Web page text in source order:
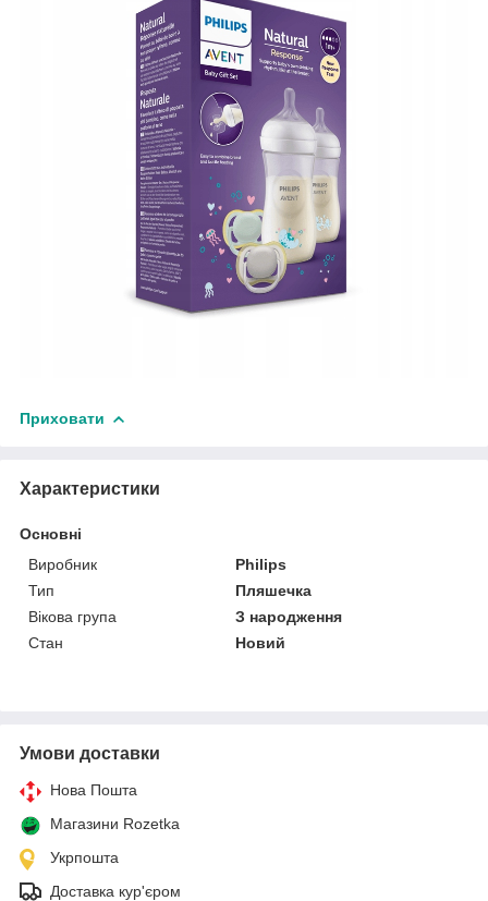
Приховати
Характеристики
Основні
Виробник
Philips
Тип
Пляшечка
Вікова група
З народження
Стан
Новий
Умови доставки
Нова Пошта
Магазини Rozetka
Укрпошта
Доставка кур'єром